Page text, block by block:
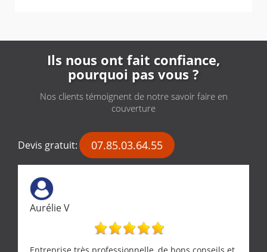
Ils nous ont fait confiance,
pourquoi pas vous ?
Nos clients témoignent de notre savoir faire en
couverture
Devis gratuit: 07.85.03.64.55
Aurélie V